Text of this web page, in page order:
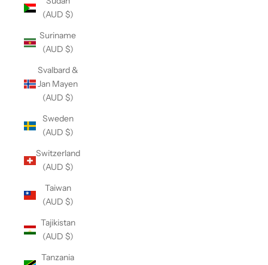
(AUD $)
Suriname
(AUD $)
Svalbard &
Jan Mayen
(AUD $)
Sweden
(AUD $)
Switzerland
(AUD $)
Taiwan
(AUD $)
Tajikistan
(AUD $)
Tanzania